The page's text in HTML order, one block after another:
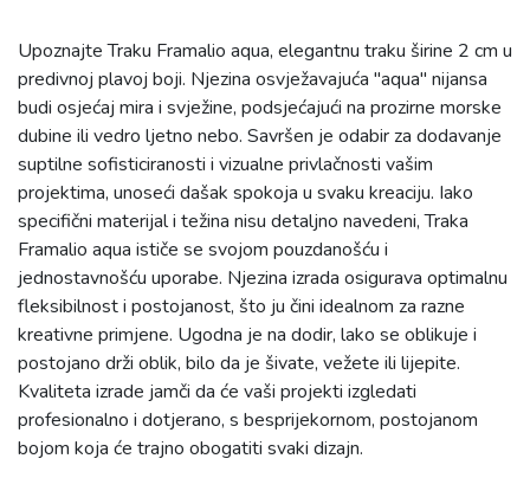
Upoznajte Traku Framalio aqua, elegantnu traku širine 2 cm u
predivnoj plavoj boji. Njezina osvježavajuća "aqua" nijansa
budi osjećaj mira i svježine, podsjećajući na prozirne morske
dubine ili vedro ljetno nebo. Savršen je odabir za dodavanje
suptilne sofisticiranosti i vizualne privlačnosti vašim
projektima, unoseći dašak spokoja u svaku kreaciju. Iako
specifični materijal i težina nisu detaljno navedeni, Traka
Framalio aqua ističe se svojom pouzdanošću i
jednostavnošću uporabe. Njezina izrada osigurava optimalnu
fleksibilnost i postojanost, što ju čini idealnom za razne
kreativne primjene. Ugodna je na dodir, lako se oblikuje i
postojano drži oblik, bilo da je šivate, vežete ili lijepite.
Kvaliteta izrade jamči da će vaši projekti izgledati
profesionalno i dotjerano, s besprijekornom, postojanom
bojom koja će trajno obogatiti svaki dizajn.